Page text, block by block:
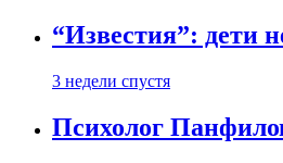
“Известия”: дети
3 недели спустя
Психолог